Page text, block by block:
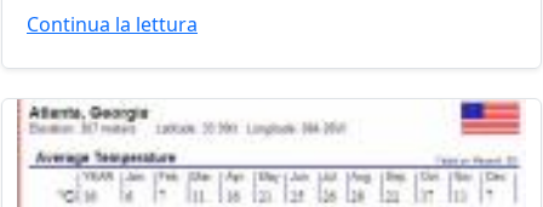
Continua la lettura